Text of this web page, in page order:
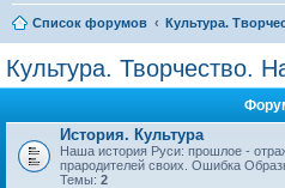
Список форумов
Культура.
Культура. Творчество.
История. Культура
Наша история Руси: прошлое -
прародителей своих. Ошибка
Темы: 2